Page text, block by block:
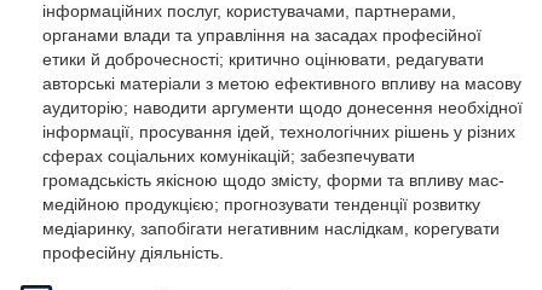
інформаційних послуг, користувачами, партнерами,
органами влади та управління на засадах професійної
етики й доброчесності; критично оцінювати, редагувати
авторські матеріали з метою ефективного впливу на масову
аудиторію; наводити аргументи щодо донесення необхідної
інформації, просування ідей, технологічних рішень у різних
сферах соціальних комунікацій; забезпечувати
громадськість якісною щодо змісту, форми та впливу мас-
медійною продукцією; прогнозувати тенденції розвитку
медіаринку, запобігати негативним наслідкам, корегувати
професійну діяльність.